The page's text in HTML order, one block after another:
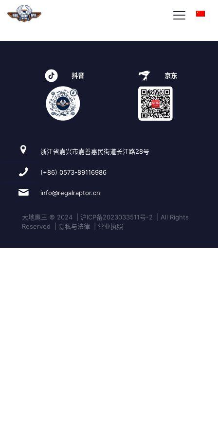
beleasing2-home-icon3
抖音 京东
浙江省嘉兴市嘉善惠民街道长江路28号
(+86) 0573-89116986
info@regalraptor.cn
大地鹰王 © 2024 | 沪ICP备2023033511号-2 | All Rights
Reserved | 隐私与法律 | 营业执照